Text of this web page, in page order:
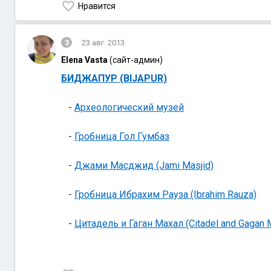
Нравится
3 23 авг. 2013
Elena Vasta (сайт-админ)
БИДЖАПУР (BIJAPUR)
- Археологический музей
- Гробница Гол Гумбаз
- Джами Масджид (Jami Masjid)
- Гробница Ибрахим Рауза (Ibrahim Rauza)
- Цитадель и Гаган Махал (Citadel and Gagan